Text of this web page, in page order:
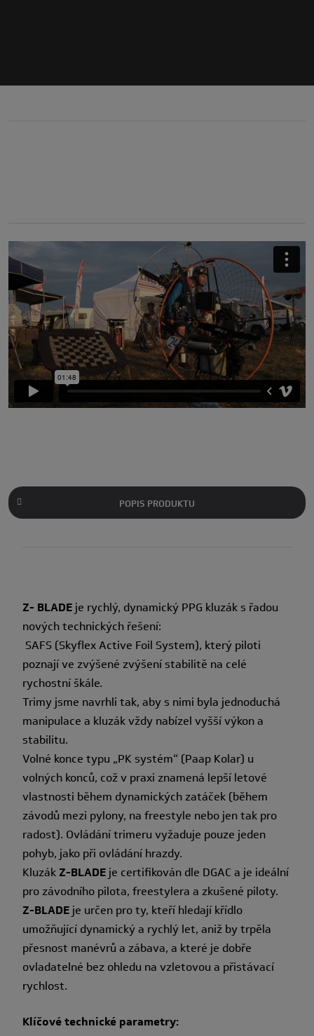
POPIS PRODUKTU
Z- BLADE je rychlý, dynamický PPG kluzák s řadou
nových technických řešení:
SAFS (Skyflex Active Foil System), který piloti
poznají ve zvýšené zvýšení stabilitě na celé
rychostní škále.
Trimy jsme navrhli tak, aby s nimi byla jednoduchá
manipulace a kluzák vždy nabízel vyšší výkon a
stabilitu.
Volné konce typu „PK systém“ (Paap Kolar) u
volných konců, což v praxi znamená lepší letové
vlastnosti během dynamických zatáček (během
závodů mezi pylony, na freestyle nebo jen tak pro
radost). Ovládání trimeru vyžaduje pouze jeden
pohyb, jako při ovládání hrazdy.
KluzákZ-BLADE je certifikován dle DGAC a je ideální
pro závodního pilota, freestylera a zkušené piloty.
Z-BLADE je určen pro ty, kteří hledají křídlo
umožňující dynamický a rychlý let, aniž by trpěla
přesnost manévrů a zábava, a které je dobře
ovladatelné bez ohledu na vzletovou a přistávací
rychlost.
Klíčové technické parametry: